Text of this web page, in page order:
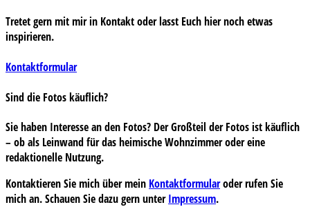
Tretet gern mit mir in Kontakt oder lasst Euch hier noch etwas
inspirieren.
Kontaktformular
Sind die Fotos käuflich?
Sie haben Interesse an den Fotos? Der Großteil der Fotos ist käuflich
– ob als Leinwand für das heimische Wohnzimmer oder eine
redaktionelle Nutzung.
Kontaktieren Sie mich über mein Kontaktformularoder rufen Sie
mich an. Schauen Sie dazu gern unterImpressum.